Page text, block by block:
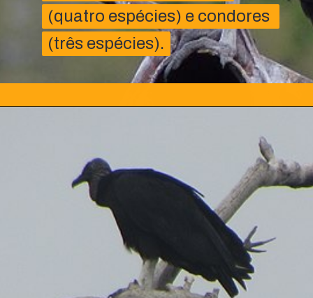
(quatro espécies) e condores
(três espécies).
(quatro espécies) e condores
(três espécies).